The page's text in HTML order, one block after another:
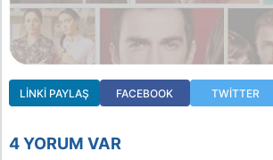
LINKI PAYLAŞ FACEBOOK TWITTER
4 YORUM VAR